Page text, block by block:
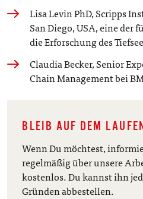
Lisa Levin PhD, Scripps
San Diego, USA, eine
die Erforschung des
Claudia Becker, Senior
Chain Management bei
BLEIB AUF DEM
Wenn Du möchtest,
regelmäßig über unsere
kostenlos. Du kannst ihn
Gründen abbestellen.